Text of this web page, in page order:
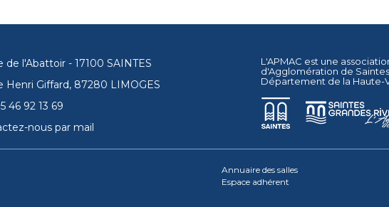
de l'Abattoir - 17100 SAINTES
Henri Giffard, 87280 LIMOGES
46 92 13 69
nous par mail
L'APMAC est une
d'Agglomération de Saintes
Département de la Haute-
Annuaire des salles
Espace adhérent